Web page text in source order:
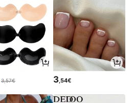
3,57€ 3 ,54€